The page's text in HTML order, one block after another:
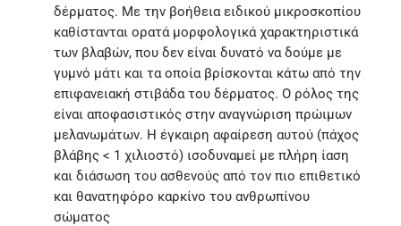
δέρματος. Με την βοήθεια ειδικού μικροσκοπίου
καθίστανται ορατά μορφολογικά χαρακτηριστικά
των βλαβών, που δεν είναι δυνατό να δούμε με
γυμνό μάτι και τα οποία βρίσκονται κάτω από την
επιφανειακή στιβάδα του δέρματος. Ο ρόλος της
είναι αποφασιστικός στην αναγνώριση πρώιμων
μελανωμάτων. Η έγκαιρη αφαίρεση αυτού (πάχος
βλάβης < 1 χιλιοστό) ισοδυναμεί με πλήρη ίαση
και διάσωση του ασθενούς από τον πιο επιθετικό
και θανατηφόρο καρκίνο του ανθρωπίνου
σώματος